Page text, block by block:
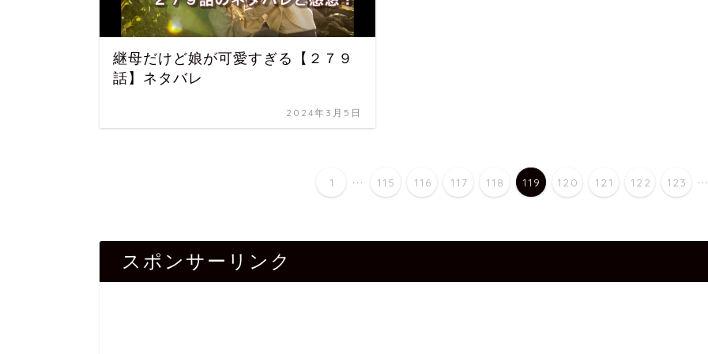
継母だけど娘が可愛すぎる【２７９
話】ネタバレ
2024年3月5日
1 ... 115 116 117 118 119 120 121 122 123 ...
スポンサーリンク